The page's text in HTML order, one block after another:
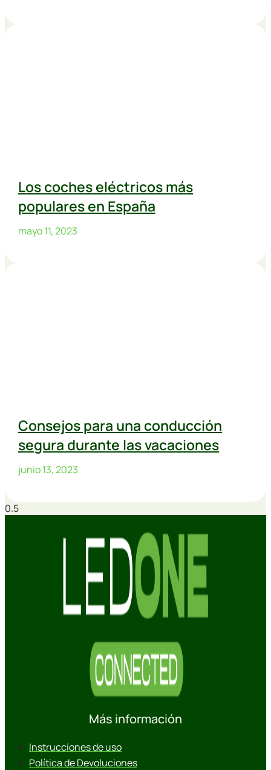
Los coches eléctricos más
populares en España
mayo 11, 2023
Consejos para una conducción
segura durante las vacaciones
junio 13, 2023
Más información
Instrucciones de uso
Política de Devoluciones